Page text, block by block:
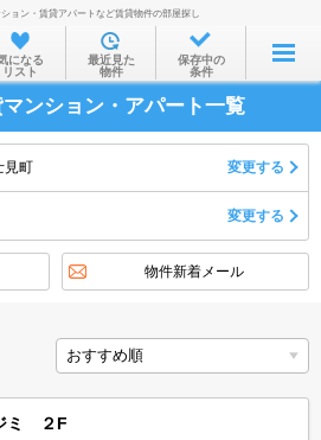
お部屋を探す
沿線・駅から
住所から
物件特集から
不動産会社から
TOP
ョン・賃貸アパートなど賃貸物件の部屋探し
になる
リスト
最近見た
物件
保存中の
条件
ンション・アパート一覧
見町 変更する
変更する
物件新着メール
ミ ２F